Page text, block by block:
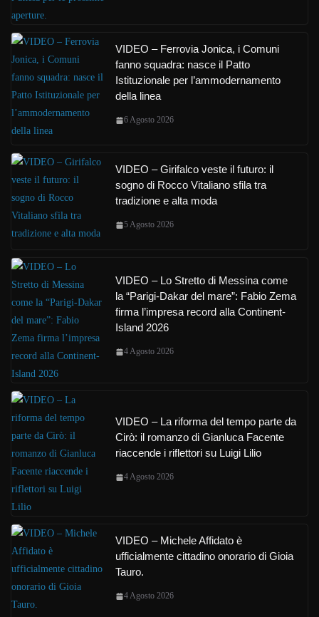
VIDEO – Ferrovia Jonica, i Comuni
fanno squadra: nasce il Patto
Istituzionale per l’ammodernamento
della linea
6 Agosto 2026
VIDEO – Girifalco veste il futuro: il
sogno di Rocco Vitaliano sfila tra
tradizione e alta moda
5 Agosto 2026
VIDEO – Lo Stretto di Messina come
la “Parigi-Dakar del mare”: Fabio Zema
firma l’impresa record alla Continent-
Island 2026
4 Agosto 2026
VIDEO – La riforma del tempo parte da
Cirò: il romanzo di Gianluca Facente
riaccende i riflettori su Luigi Lilio
4 Agosto 2026
VIDEO – Michele Affidato è
ufficialmente cittadino onorario di Gioia
Tauro.
4 Agosto 2026